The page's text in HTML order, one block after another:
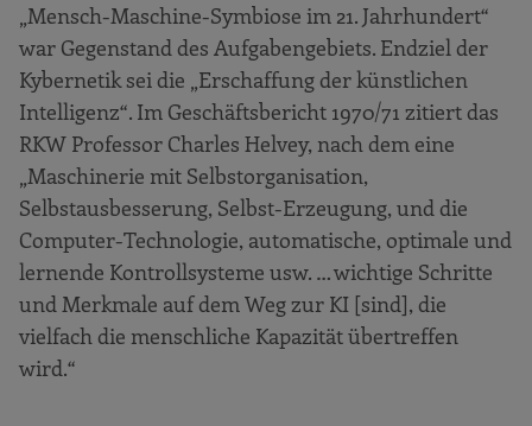
„Mensch-Maschine-Symbiose im 21. Jahrhundert“
war Gegenstand des Aufgabengebiets. Endziel der
Kybernetik sei die „Erschaffung der künstlichen
Intelligenz“. Im Geschäftsbericht 1970/71 zitiert das
RKW Professor Charles Helvey, nach dem eine
„Maschinerie mit Selbstorganisation,
Selbstausbesserung, Selbst-Erzeugung, und die
Computer-Technologie, automatische, optimale und
lernende Kontrollsysteme usw. … wichtige Schritte
und Merkmale auf dem Weg zur KI [sind], die
vielfach die menschliche Kapazität übertreffen
wird.“